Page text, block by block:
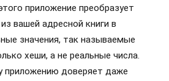
приложение преобразует
вашей адресной книги в
значения, так называемые
хеши, а не реальные числа.
приложению доверяет даже